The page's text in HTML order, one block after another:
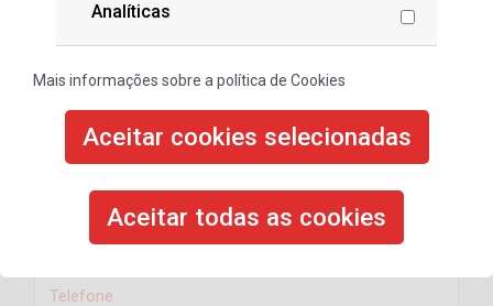
Analíticas
Mais informações sobre a política de Cookies
Aceitar cookies selecionadas
Aceitar todas as cookies
Repetir Email
Telefone